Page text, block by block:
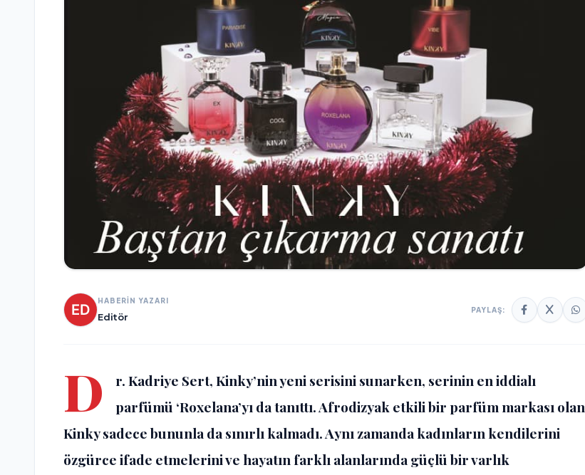
HABERİN YAZARI
Editör
PAYLAŞ:
D
r. Kadriye Sert, Kinky’nin yeni serisini sunarken, serinin en iddialı
parfümü ‘Roxelana’yı da tanıttı. Afrodizyak etkili bir parfüm markası olan
Kinky sadece bununla da sınırlı kalmadı. Aynı zamanda kadınların kendilerini
özgürce ifade etmelerini ve hayatın farklı alanlarında güçlü bir varlık